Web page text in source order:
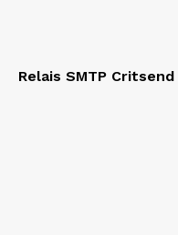
Relais SMTP